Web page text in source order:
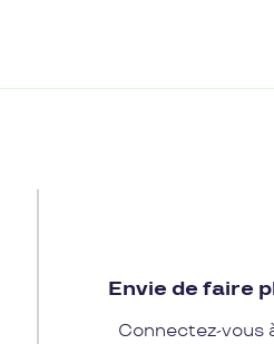
Envie de faire
Connectez-vous